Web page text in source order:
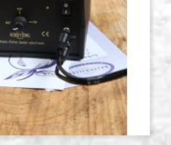
ACHETER
mesure
Stocker: 0 - COD.
G30X40L3
ACHETER